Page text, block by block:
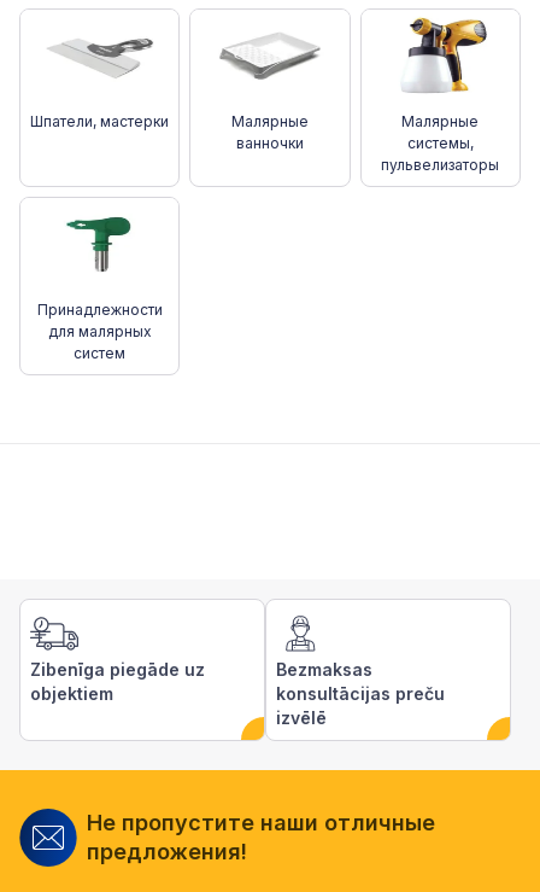
Шпатели, мастерки
Малярные
ванночки
Малярные
системы,
пульвелизаторы
Принадлежности
для малярных
систем
Zibenīga piegāde uz
objektiem
Bezmaksas
konsultācijas preču
izvēlē
Не пропустите наши отличные
предложения!